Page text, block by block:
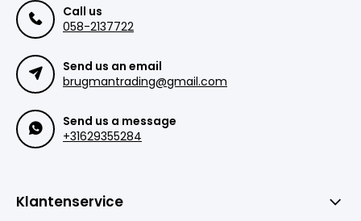
Call us
058-2137722
Send us an email
brugmantrading@gmail.com
Send us a message
+31629355284
Klantenservice